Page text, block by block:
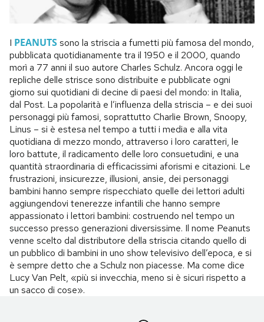
I PEANUTSsono la striscia a fumetti più famosa del mondo,
pubblicata quotidianamente tra il 1950 e il 2000, quando
morì a 77 anni il suo autore Charles Schulz. Ancora oggi le
repliche delle strisce sono distribuite e pubblicate ogni
giorno sui quotidiani di decine di paesi del mondo: in Italia,
dal Post. La popolarità e l’influenza della striscia – e dei suoi
personaggi più famosi, soprattutto Charlie Brown, Snoopy,
Linus – si è estesa nel tempo a tutti i media e alla vita
quotidiana di mezzo mondo, attraverso i loro caratteri, le
loro battute, il radicamento delle loro consuetudini, e una
quantità straordinaria di efficacissimi aforismi e citazioni. Le
frustrazioni, insicurezze, illusioni, ansie, dei personaggi
bambini hanno sempre rispecchiato quelle dei lettori adulti
aggiungendovi tenerezze infantili che hanno sempre
appassionato i lettori bambini: costruendo nel tempo un
successo presso generazioni diversissime. Il nome Peanuts
venne scelto dal distributore della striscia citando quello di
un pubblico di bambini in uno show televisivo dell’epoca, e si
è sempre detto che a Schulz non piacesse. Ma come dice
Lucy Van Pelt, «più si invecchia, meno si è sicuri rispetto a
un sacco di cose».